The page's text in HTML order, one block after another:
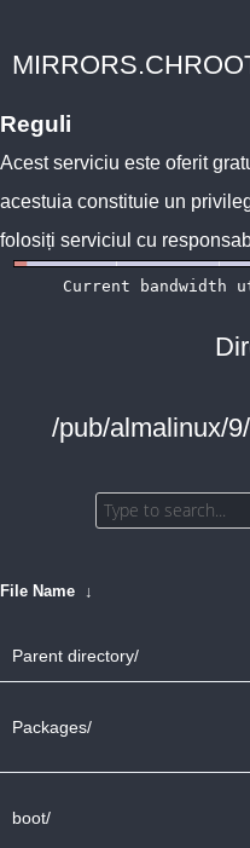
Reguli
Acest serviciu este oferit
acestuia constituie un
folosiți serviciul cu
/pub/almalinux/
File Name ↓
Parent directory/
Packages/
boot/